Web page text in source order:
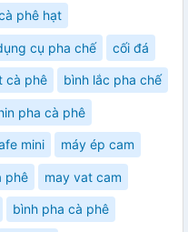
phê hạt
cụ pha chế cối đá
cà phê bình lắc pha chế
pha cà phê
mini máy ép cam
phê may vat cam
bình pha cà phê